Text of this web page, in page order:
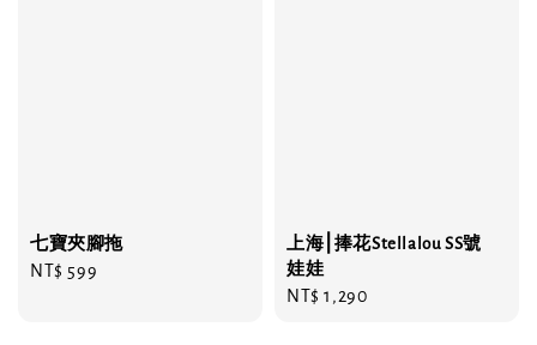
七寶夾腳拖
Regular
NT$ 599
上海⎮捧花Stellalou SS號
娃娃
Regular
NT$ 1,290